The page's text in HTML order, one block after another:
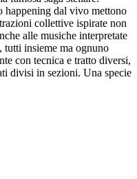
dal vivo mettono
collettive ispirate non
alle musiche interpretate
tutti insieme ma ognuno
con tecnica e tratto diversi,
divisi in sezioni. Una specie